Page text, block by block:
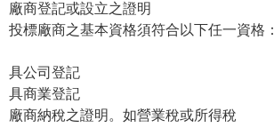
廠商登記或設立之證明
投標廠商之基本資格須符合以下任一資格：
具公司登記
具商業登記
廠商納稅之證明。如營業稅或所得稅